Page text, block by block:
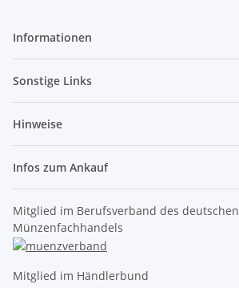
Informationen
Sonstige Links
Hinweise
Infos zum Ankauf
Mitglied im Berufsverband des deutschen
Münzenfachhandels
Mitglied im Händlerbund